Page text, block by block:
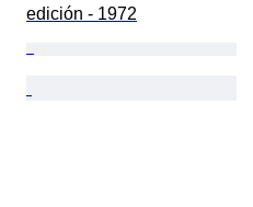
edición - 1972